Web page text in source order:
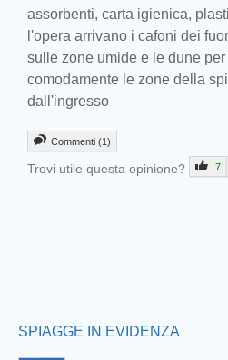
assorbenti, carta igienica,
l'opera arrivano i cafoni dei
sulle zone umide e le dune
comodamente le zone della
dall'ingresso
Commenti (1)
Trovi utile questa opinione? 7
SPIAGGE IN EVIDENZA